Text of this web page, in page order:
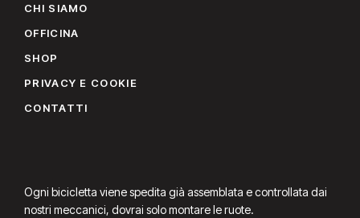
CHI SIAMO
OFFICINA
SHOP
PRIVACY E COOKIE
CONTATTI
Ogni bicicletta viene spedita già assemblata e controllata dai
nostri meccanici, dovrai solo montare le ruote.